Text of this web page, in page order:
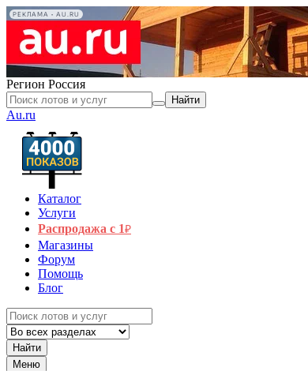
РЕКЛАМА • AU.RU
Регион Россия
Найти
Au.ru
Каталог
Услуги
Распродажа с 1₽
Магазины
Форум
Помощь
Блог
Найти
Меню